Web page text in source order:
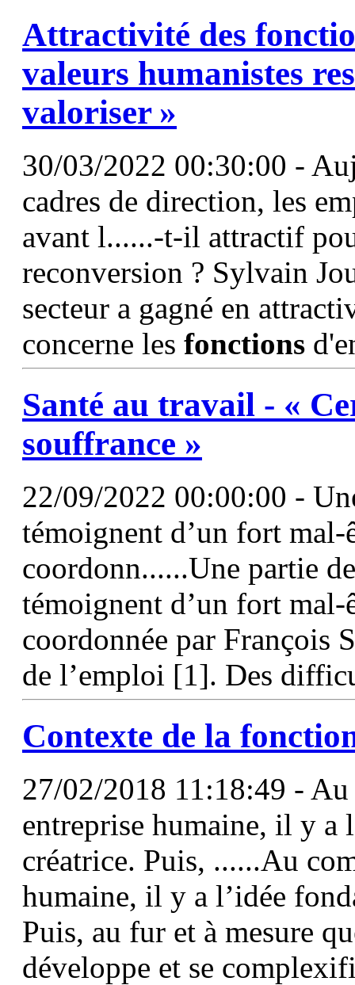
Attractivité des
valeurs humanistes
valoriser »
30/03/2022 00:30:00 -
cadres de direction, les
avant l......-t-il attractif
reconversion ? Sylvain
secteur a gagné en
concerne les fonctions
Santé au travail - «
souffrance »
22/09/2022 00:00:00 -
témoignent d’un fort mal-
coordonn......Une partie
témoignent d’un fort mal-
coordonnée par François
de l’emploi [1]. Des
Contexte de la
27/02/2018 11:18:49 -
entreprise humaine, il y a
créatrice. Puis, ......Au
humaine, il y a l’idée
Puis, au fur et à mesure
développe et se